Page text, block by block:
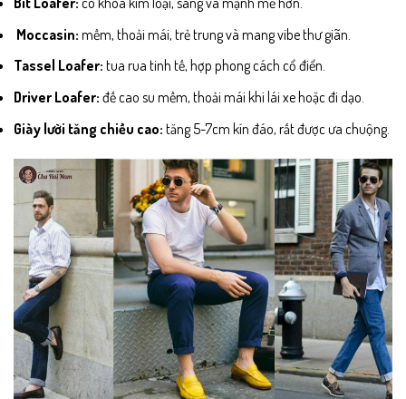
Moccasin: mềm, thoải mái, trẻ trung và mang vibe thư giãn.
Tassel Loafer: tua rua tinh tế, hợp phong cách cổ điển.
Driver Loafer: đế cao su mềm, thoải mái khi lái xe hoặc đi dạo.
Giày lười tăng chiều cao: tăng 5-7cm kín đáo, rất được ưa chuộng.